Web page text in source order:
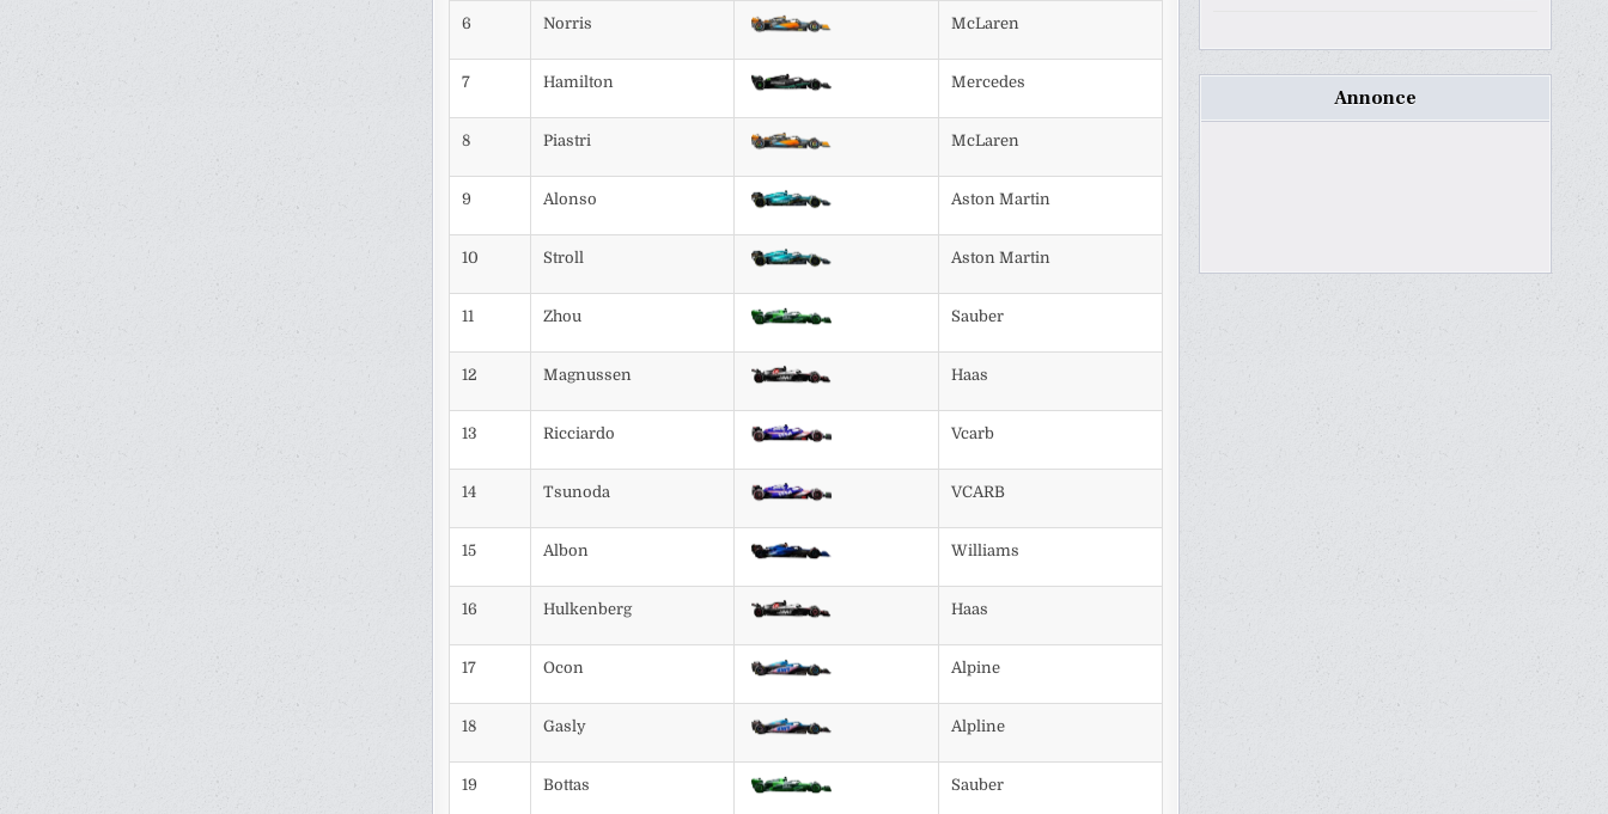
6 Norris McLaren
7 Hamilton Mercedes
8 Piastri McLaren
9 Alonso Aston Martin
10 Stroll Aston Martin
11 Zhou Sauber
12 Magnussen Haas
13 Ricciardo Vcarb
14 Tsunoda VCARB
15 Albon Williams
16 Hulkenberg Haas
17 Ocon Alpine
18 Gasly Alpline
19 Bottas Sauber
Annonce